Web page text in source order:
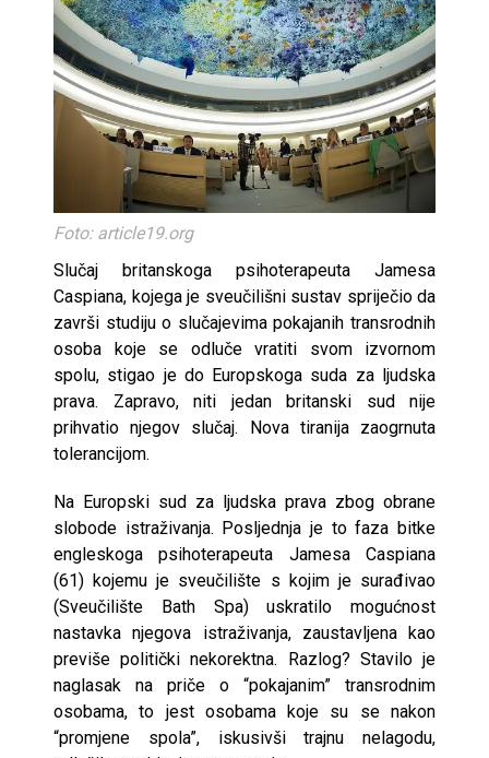
Foto: article19.org
Slučaj britanskoga psihoterapeuta Jamesa
Caspiana, kojega je sveučilišni sustav spriječio da
završi studiju o slučajevima pokajanih transrodnih
osoba koje se odluče vratiti svom izvornom
spolu, stigao je do Europskoga suda za ljudska
prava. Zapravo, niti jedan britanski sud nije
prihvatio njegov slučaj. Nova tiranija zaogrnuta
tolerancijom.
Na Europski sud za ljudska prava zbog obrane
slobode istraživanja. Posljednja je to faza bitke
engleskoga psihoterapeuta Jamesa Caspiana
(61) kojemu je sveučilište s kojim je surađivao
(Sveučilište Bath Spa) uskratilo mogućnost
nastavka njegova istraživanja, zaustavljena kao
previše politički nekorektna. Razlog? Stavilo je
naglasak na priče o “pokajanim” transrodnim
osobama, to jest osobama koje su se nakon
“promjene spola”, iskusivši trajnu nelagodu,